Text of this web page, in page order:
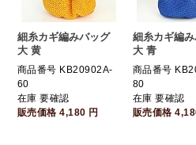
細糸カギ編みバッグ
大 黄
商品番号 KB20902A-
60
在庫 要確認
販売価格4,180 円
細糸カギ編
大 青
商品番号
80
在庫 要確認
販売価格